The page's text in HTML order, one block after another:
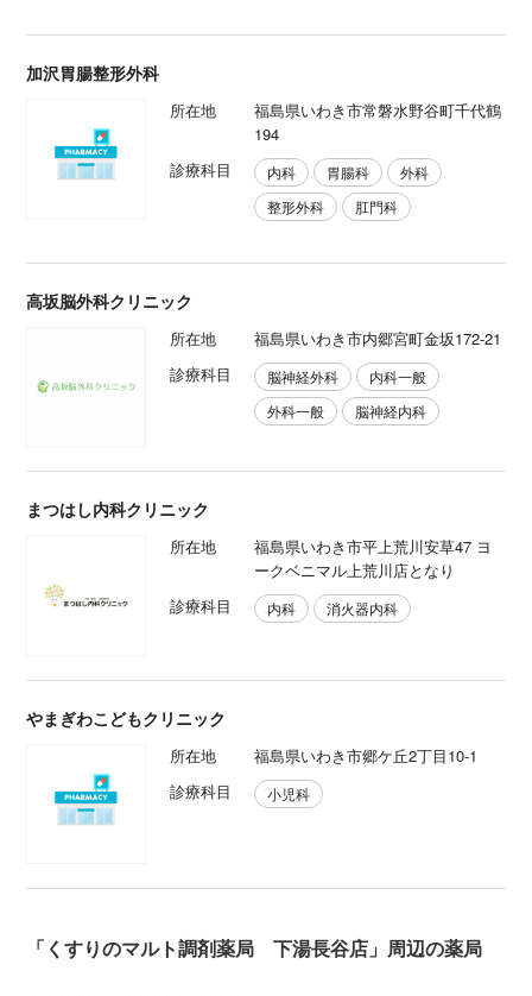
加沢胃腸整形外科
所在地
福島県いわき市常磐水野谷町千代鶴
194
診療科目
内科 胃腸科
外科
整形外科
肛門科
高坂脳外科クリニック
所在地
福島県いわき市内郷宮町金坂172‐21
診療科目
脳神経外科
内科一般
外科一般
脳神経内科
まつはし内科クリニック
所在地
福島県いわき市平上荒川安草47 ヨ
ークベニマル上荒川店となり
診療科目
内科 消火器内科
やまぎわこどもクリニック
所在地
福島県いわき市郷ケ丘2丁目10-1
診療科目
小児科
「くすりのマルト調剤薬局 下湯長谷店」周辺の薬局